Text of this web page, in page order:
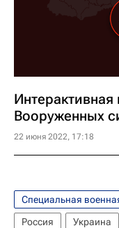
Вооруженных
22 июня 2022, 17:18
Специальная
Россия
Украина